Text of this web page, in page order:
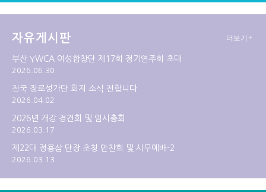
[제12차] 2014년 ... [제11차] 미국 디... [제10차] 캐나다, ...
자유게시판 더보기+
부산 YWCA 여성합창단 제17회 정기연주회 초대
2026.06.30
전국 장로성가단 회지 소식 전합니다
2026.04.02
2026년 개강 경건회 및 임시총회
2026.03.17
제22대 정용삼 단장 초청 만찬회 및 시무예배-2
2026.03.13